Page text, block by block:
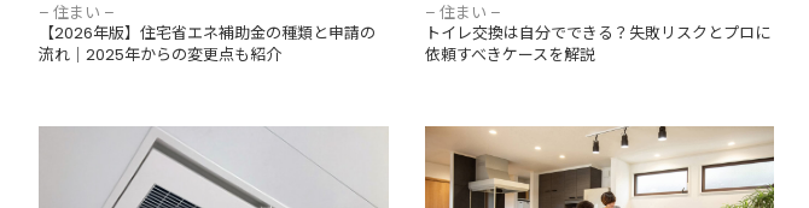
– 住まい –
【2026年版】住宅省エネ補助金の種類と申請の
流れ｜2025年からの変更点も紹介
– 住まい –
トイレ交換は自分でできる？失敗リスクとプロに
依頼すべきケースを解説
【保存版】浴室乾燥機は後付けできる？費
用・失敗しない選び方を徹底解説
みらいエコ住宅2026事業（Me住宅2026）と
は？補助金額や条件を徹底解説